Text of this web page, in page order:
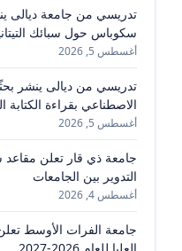
تدريسي من جامعة ديالى
سكوباس حول سبائك
أغسطس 5, 2026
تدريسي من ديالى ينشر
الاصطناعي بقراءة الكتابة
أغسطس 5, 2026
جامعة ذي قار تعلن مقاعد
التدوير بين الجامعات
أغسطس 4, 2026
جامعة الفرات الأوسط
العليا للعام 2026-2027